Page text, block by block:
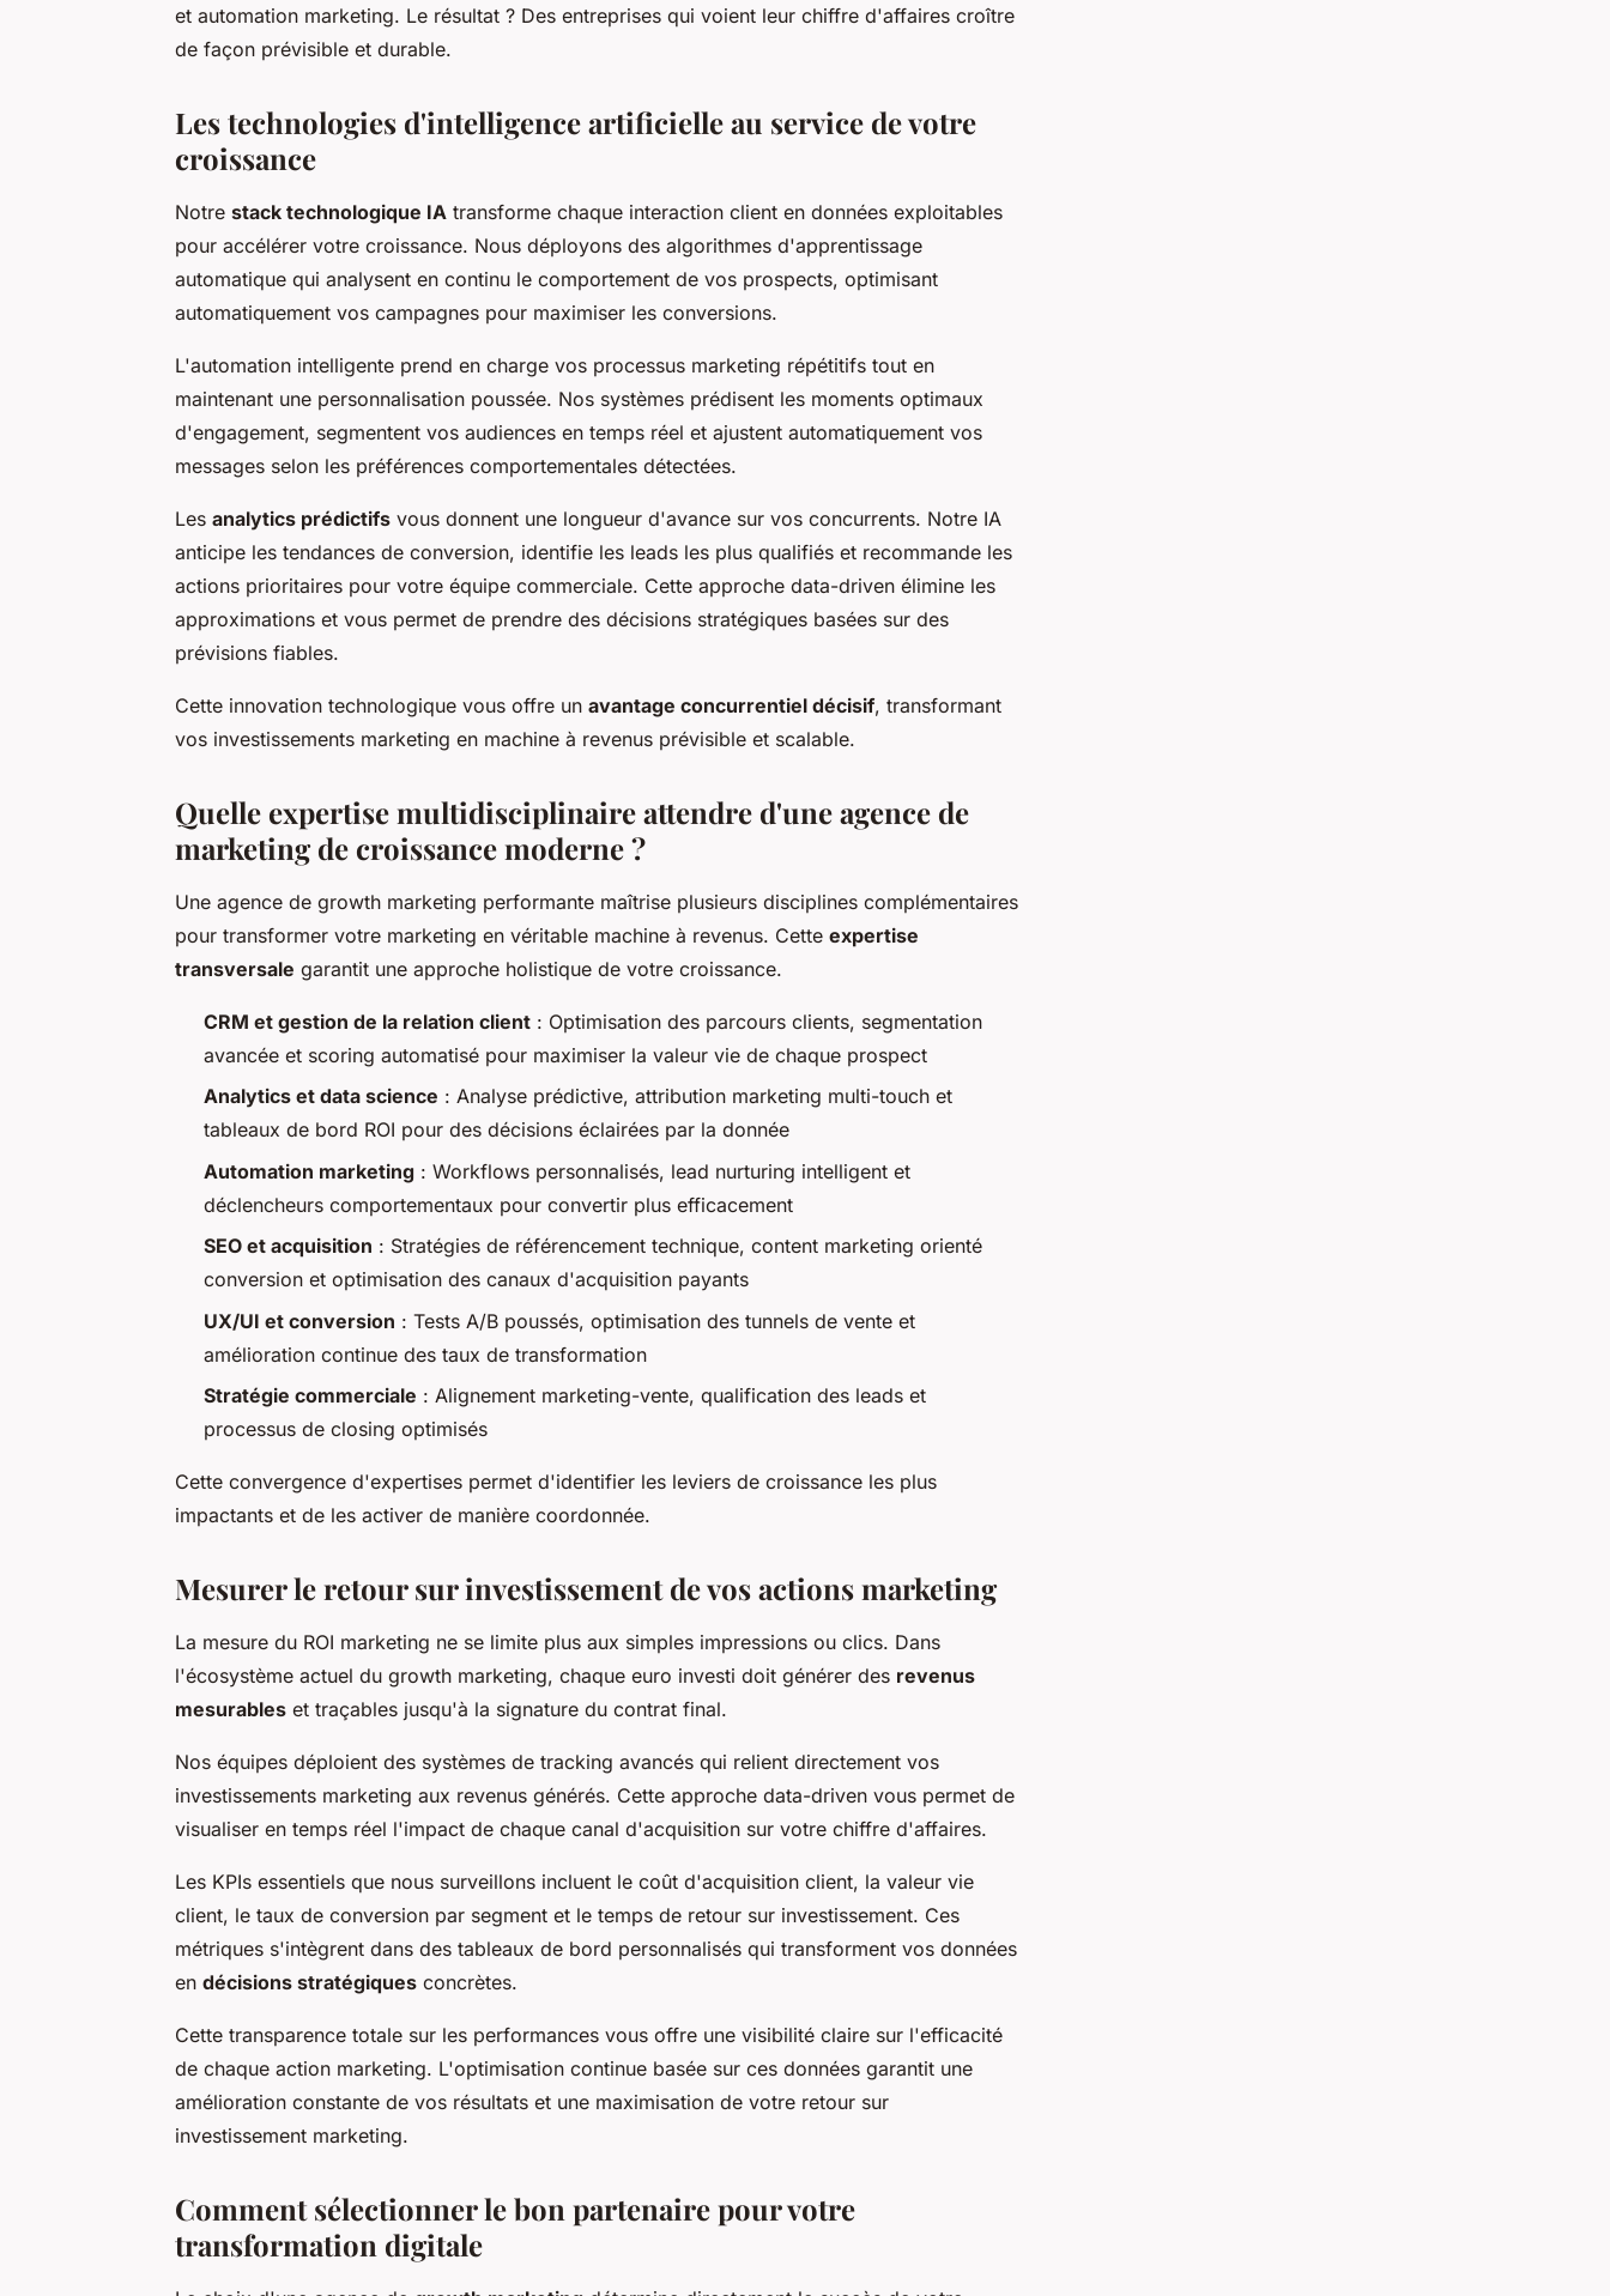
et automation marketing. Le résultat ? Des entreprises qui voient leur chiffre d'affaires croître
de façon prévisible et durable.
Les technologies d'intelligence artificielle au service de votre
croissance
Notre stack technologique IA transforme chaque interaction client en données exploitables
pour accélérer votre croissance. Nous déployons des algorithmes d'apprentissage
automatique qui analysent en continu le comportement de vos prospects, optimisant
automatiquement vos campagnes pour maximiser les conversions.
L'automation intelligente prend en charge vos processus marketing répétitifs tout en
maintenant une personnalisation poussée. Nos systèmes prédisent les moments optimaux
d'engagement, segmentent vos audiences en temps réel et ajustent automatiquement vos
messages selon les préférences comportementales détectées.
Les analytics prédictifs vous donnent une longueur d'avance sur vos concurrents. Notre IA
anticipe les tendances de conversion, identifie les leads les plus qualifiés et recommande les
actions prioritaires pour votre équipe commerciale. Cette approche data-driven élimine les
approximations et vous permet de prendre des décisions stratégiques basées sur des
prévisions fiables.
Cette innovation technologique vous offre un avantage concurrentiel décisif, transformant
vos investissements marketing en machine à revenus prévisible et scalable.
Quelle expertise multidisciplinaire attendre d'une agence de
marketing de croissance moderne ?
Une agence de growth marketing performante maîtrise plusieurs disciplines complémentaires
pour transformer votre marketing en véritable machine à revenus. Cette expertise
transversale garantit une approche holistique de votre croissance.
CRM et gestion de la relation client : Optimisation des parcours clients, segmentation
avancée et scoring automatisé pour maximiser la valeur vie de chaque prospect
Analytics et data science : Analyse prédictive, attribution marketing multi-touch et
tableaux de bord ROI pour des décisions éclairées par la donnée
Automation marketing : Workflows personnalisés, lead nurturing intelligent et
déclencheurs comportementaux pour convertir plus efficacement
SEO et acquisition : Stratégies de référencement technique, content marketing orienté
conversion et optimisation des canaux d'acquisition payants
UX/UI et conversion : Tests A/B poussés, optimisation des tunnels de vente et
amélioration continue des taux de transformation
Stratégie commerciale : Alignement marketing-vente, qualification des leads et
processus de closing optimisés
Cette convergence d'expertises permet d'identifier les leviers de croissance les plus
impactants et de les activer de manière coordonnée.
Mesurer le retour sur investissement de vos actions marketing
La mesure du ROI marketing ne se limite plus aux simples impressions ou clics. Dans
l'écosystème actuel du growth marketing, chaque euro investi doit générer des revenus
mesurables et traçables jusqu'à la signature du contrat final.
Nos équipes déploient des systèmes de tracking avancés qui relient directement vos
investissements marketing aux revenus générés. Cette approche data-driven vous permet de
visualiser en temps réel l'impact de chaque canal d'acquisition sur votre chiffre d'affaires.
Les KPIs essentiels que nous surveillons incluent le coût d'acquisition client, la valeur vie
client, le taux de conversion par segment et le temps de retour sur investissement. Ces
métriques s'intègrent dans des tableaux de bord personnalisés qui transforment vos données
en décisions stratégiques concrètes.
Cette transparence totale sur les performances vous offre une visibilité claire sur l'efficacité
de chaque action marketing. L'optimisation continue basée sur ces données garantit une
amélioration constante de vos résultats et une maximisation de votre retour sur
investissement marketing.
Comment sélectionner le bon partenaire pour votre
transformation digitale